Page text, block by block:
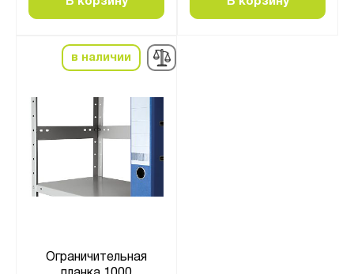
в наличии
Ограничительная